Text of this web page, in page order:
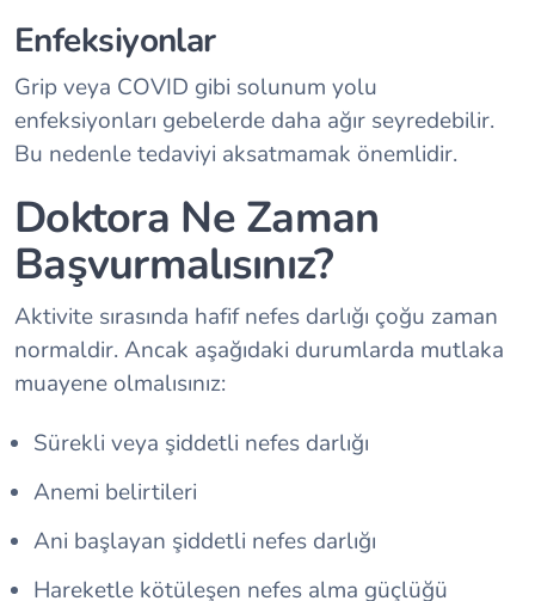
Enfeksiyonlar
Grip veya COVID gibi solunum yolu
enfeksiyonları gebelerde daha ağır seyredebilir.
Bu nedenle tedaviyi aksatmamak önemlidir.
Doktora Ne Zaman
Başvurmalısınız?
Aktivite sırasında hafif nefes darlığı çoğu zaman
normaldir. Ancak aşağıdaki durumlarda mutlaka
muayene olmalısınız:
Sürekli veya şiddetli nefes darlığı
Anemi belirtileri
Ani başlayan şiddetli nefes darlığı
Hareketle kötüleşen nefes alma güçlüğü